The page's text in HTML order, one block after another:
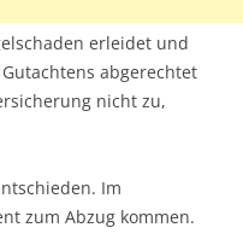
erleidet und
abgerechtet
nicht zu,
Im
zum Abzug kommen.